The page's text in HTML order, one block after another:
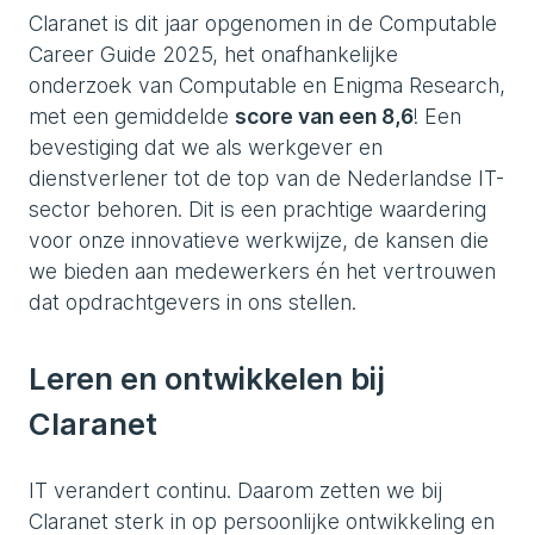
Claranet is dit jaar opgenomen in de Computable
Career Guide 2025, het onafhankelijke
onderzoek van Computable en Enigma Research,
met een gemiddelde score van een 8,6! Een
bevestiging dat we als werkgever en
dienstverlener tot de top van de Nederlandse IT-
sector behoren. Dit is een prachtige waardering
voor onze innovatieve werkwijze, de kansen die
we bieden aan medewerkers én het vertrouwen
dat opdrachtgevers in ons stellen.
Leren en ontwikkelen bij
Claranet
IT verandert continu. Daarom zetten we bij
Claranet sterk in op persoonlijke ontwikkeling en